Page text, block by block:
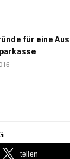
für eine
teilen